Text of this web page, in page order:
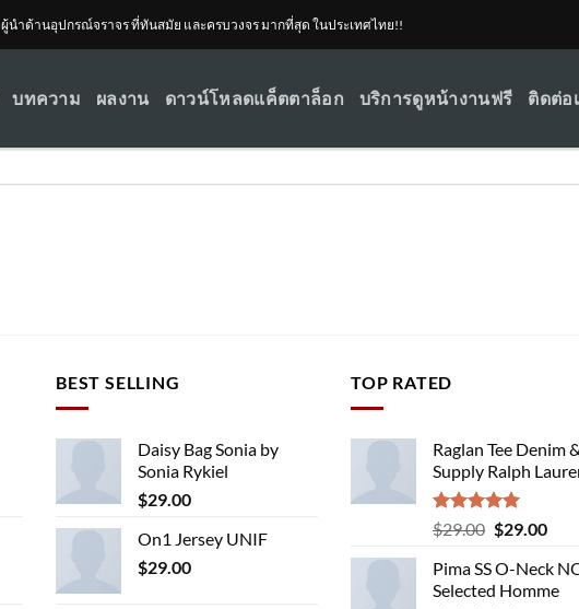
ผู้นำด้านอุปกรณ์จราจร ที่ทันสมัย และครบวงจร มากที่สุด ในประเทศไทย!!
บทความ ผลงาน ดาวน์โหลดแค็ตตาล็อก บริการดูหน้างานฟรี ติดต่อ
BEST SELLING
Daisy Bag Sonia by
Sonia Rykiel
$29.00
On1 Jersey UNIF
$29.00
TOP RATED
Raglan Tee Denim &
Supply Ralph
Rated5.00
out of 5
$29.00 Original
was:
$29.00.
$29.00
is:
Pima SS O-Neck
Selected Homme